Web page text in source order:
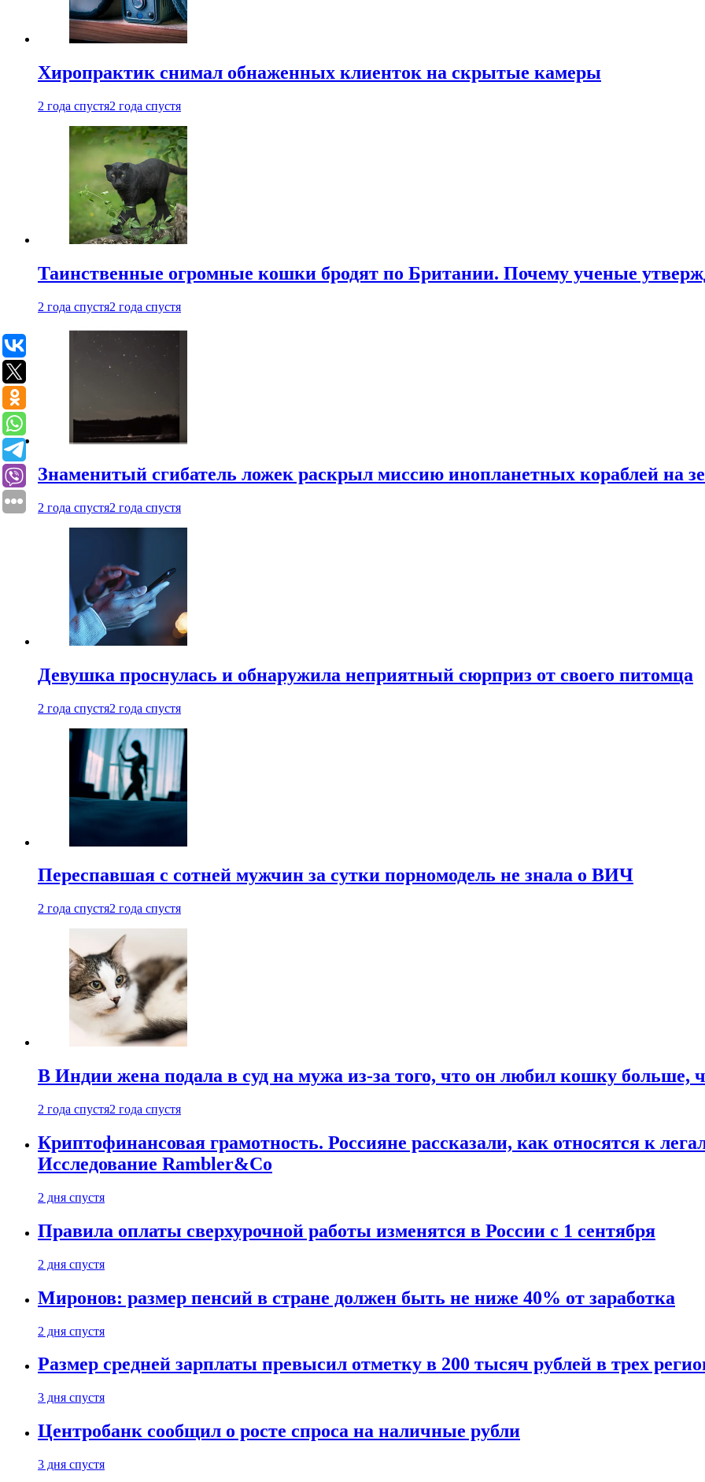
Хиропрактик снимал обнаженных клиенток на скрытые камеры
2 года спустя2 года спустя
Таинственные огромные кошки бродят по Британии. Почему ученые
2 года спустя2 года спустя
Знаменитый сгибатель ложек раскрыл миссию инопланетных кораблей на
2 года спустя2 года спустя
Девушка проснулась и обнаружила неприятный сюрприз от своего питомца
2 года спустя2 года спустя
Переспавшая с сотней мужчин за сутки порномодель не знала о ВИЧ
2 года спустя2 года спустя
В Индии жена подала в суд на мужа из-за того, что он любил кошку больше,
2 года спустя2 года спустя
Криптофинансовая грамотность. Россияне рассказали, как относятся к
Исследование Rambler&Co
2 дня спустя
Правила оплаты сверхурочной работы изменятся в России с 1 сентября
2 дня спустя
Миронов: размер пенсий в стране должен быть не ниже 40% от заработка
2 дня спустя
Размер средней зарплаты превысил отметку в 200 тысяч рублей в трех
3 дня спустя
Центробанк сообщил о росте спроса на наличные рубли
3 дня спустя